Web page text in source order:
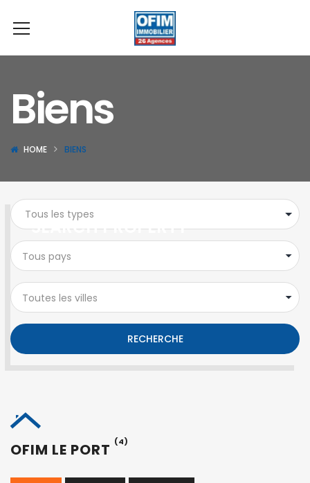
Biens
HOME BIENS
SEARCH PROPERTY
Tous pays
Toutes les villes
RECHERCHE
OFIM LE PORT (4)